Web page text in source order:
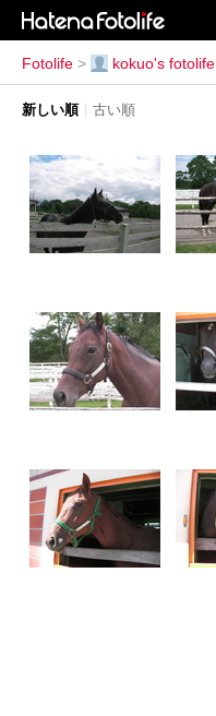
Fotolife > kokuo's fotolife
新しい順 古い順